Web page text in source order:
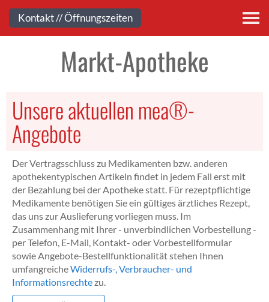
Kontakt
Markt-Apotheke
Unsere aktuellen mea®-
Angebote
Der Vertragsschluss zu Medikamenten bzw. anderen
apothekentypischen Artikeln findet in jedem Fall erst mit
der Bezahlung bei der Apotheke statt. Für rezeptpflichtige
Medikamente benötigen Sie ein gültiges ärztliches Rezept,
das uns zur Auslieferung vorliegen muss. Im
Zusammenhang mit Ihrer - unverbindlichen Vorbestellung -
per Telefon, E-Mail, Kontakt- oder Vorbestellformular
sowie Angebote-Bestellfunktionalität stehen Ihnen
umfangreicheWiderrufs-, Verbraucher- und
Informationsrechtezu.
Kontakt // Öffnungszeiten